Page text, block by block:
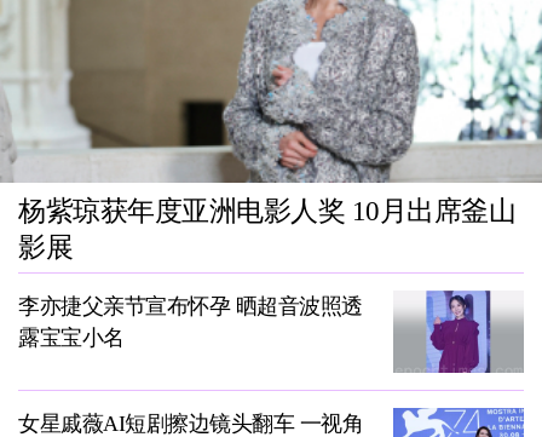
杨紫琼获年度亚洲电影人奖 10月出席釜山
影展
李亦捷父亲节宣布怀孕 晒超音波照透
露宝宝小名
女星戚薇AI短剧擦边镜头翻车 一视角